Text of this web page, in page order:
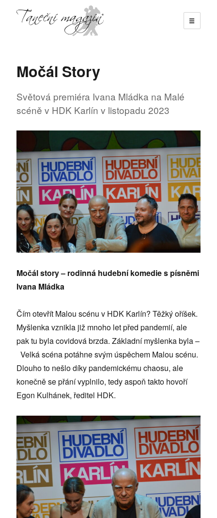
☰
Močál Story
Světová premiéra Ivana Mládka na Malé
scéně v HDK Karlín v listopadu 2023
Močál story – rodinná hudební komedie s písněmi
Ivana Mládka
Čím otevřít Malou scénu v HDK Karlín? Těžký oříšek.
Myšlenka vznikla již mnoho let před pandemií, ale
pak tu byla covidová brzda. Základní myšlenka byla –
Velká scéna potáhne svým úspěchem Malou scénu.
Dlouho to nešlo díky pandemickému chaosu, ale
konečně se přání vyplnilo, tedy aspoň takto hovoří
Egon Kulhánek, ředitel HDK.